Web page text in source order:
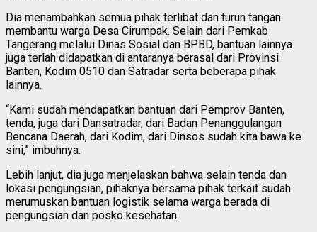
Dia menambahkan semua pihak terlibat dan turun tangan
membantu warga Desa Cirumpak. Selain dari Pemkab
Tangerang melalui Dinas Sosial dan BPBD, bantuan lainnya
juga terlah didapatkan di antaranya berasal dari Provinsi
Banten, Kodim 0510 dan Satradar serta beberapa pihak
lainnya.
“Kami sudah mendapatkan bantuan dari Pemprov Banten,
tenda, juga dari Dansatradar, dari Badan Penanggulangan
Bencana Daerah, dari Kodim, dari Dinsos sudah kita bawa ke
sini,” imbuhnya.
Lebih lanjut, dia juga menjelaskan bahwa selain tenda dan
lokasi pengungsian, pihaknya bersama pihak terkait sudah
merumuskan bantuan logistik selama warga berada di
pengungsian dan posko kesehatan.